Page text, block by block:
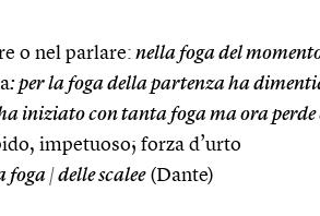
o nel parlare: nella foga del
: per la foga della partenza ha
iniziato con tanta foga ma ora perde
impetuoso; forza d’urto
foga |delle scalee(Dante)